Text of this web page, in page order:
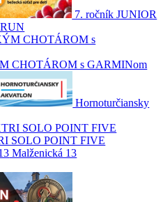
7. ročník JUNIOR
CHOTÁROM s GARMINom
Hornoturčiansky
SOLO POINT FIVE
Malženická 13